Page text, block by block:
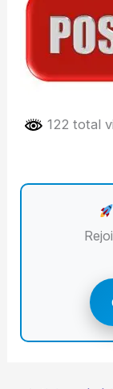
122 total